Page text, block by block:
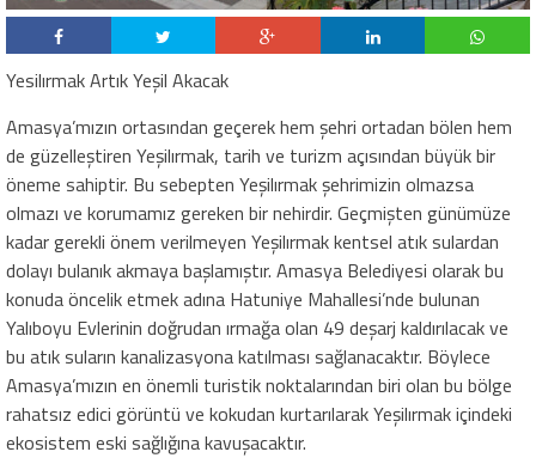
Yesilırmak Artık Yeşil Akacak
Amasya’mızın ortasından geçerek hem şehri ortadan bölen hem
de güzelleştiren Yeşilırmak, tarih ve turizm açısından büyük bir
öneme sahiptir. Bu sebepten Yeşilırmak şehrimizin olmazsa
olmazı ve korumamız gereken bir nehirdir. Geçmişten günümüze
kadar gerekli önem verilmeyen Yeşilırmak kentsel atık sulardan
dolayı bulanık akmaya başlamıştır. Amasya Belediyesi olarak bu
konuda öncelik etmek adına Hatuniye Mahallesi’nde bulunan
Yalıboyu Evlerinin doğrudan ırmağa olan 49 deşarj kaldırılacak ve
bu atık suların kanalizasyona katılması sağlanacaktır. Böylece
Amasya’mızın en önemli turistik noktalarından biri olan bu bölge
rahatsız edici görüntü ve kokudan kurtarılarak Yeşilırmak içindeki
ekosistem eski sağlığına kavuşacaktır.